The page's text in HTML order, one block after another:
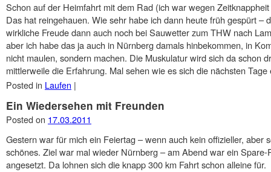
Schon auf der Heimfahrt mit dem Rad (ich war wegen
Das hat reingehauen. Wie sehr habe ich dann heute früh gespürt –
wirkliche Freude dann auch noch bei Sauwetter zum THW nach
aber ich habe das ja auch in Nürnberg damals hinbekommen, in
nicht maulen, sondern machen. Die Muskulatur wird sich da schon
mittlerweile die Erfahrung. Mal sehen wie es sich die nächsten Tage
Posted in Laufen |
Ein Wiedersehen mit Freunden
Posted on 17.03.2011
Gestern war für mich ein Feiertag – wenn auch kein offizieller, aber
schönes. Ziel war mal wieder Nürnberg – am Abend war ein
angesetzt. Da lohnen sich die knapp 300 km Fahrt schon alleine für.